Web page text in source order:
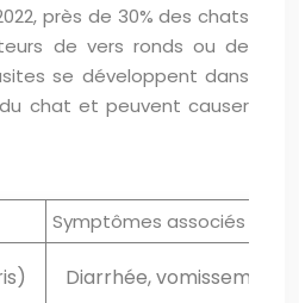
près de 30% des chats
de vers ronds ou de
se développent dans
chat et peuvent causer
Symptômes associés
Diarrhée,